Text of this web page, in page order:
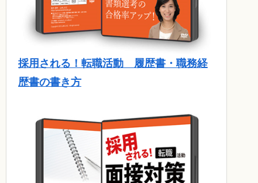
採用される！転職活動 履歴書・職務経
歴書の書き方